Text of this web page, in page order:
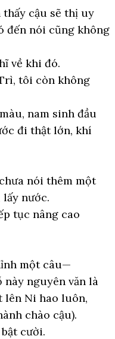
cậu sẽ thị uy
đến nói cũng không
về khi đó.
tôi còn không
nam sinh đầu
đi thật lớn, khí
nói thêm một
nước.
tục nâng cao
một câu—
này nguyên văn là
lên Ni hao luôn,
chào cậu).
cười.